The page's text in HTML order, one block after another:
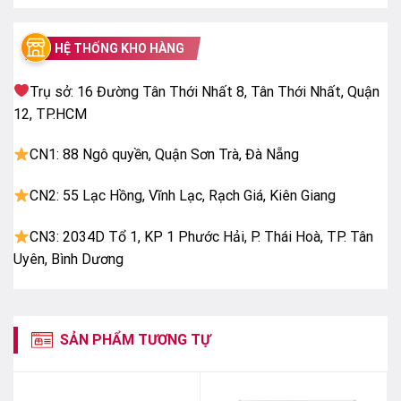
THIẾT KẾ NHỎ GỌN – TIỆN LỢI
✔ Thiết kế1 ngăn 1 cánhtiện dụng
✔ Kích thước gọn, dễ bố trí mọi không gian
✔ Lòng tủ nhôm sơn tĩnh điện – dễ vệ sinh
Giỏ đựng tiện sắp xếp thực phẩm
Khóa cửa an toàn
THÔNG SỐ KỸ THUẬT
HỆ THỐNG KHO HÀNG
Trụ sở: 16 Đường Tân Thới Nhất 8, Tân Thới Nhất, Quận
12, TP.HCM
CN1: 88 Ngô quyền, Quận Sơn Trà, Đà Nẵng
CN2: 55 Lạc Hồng, Vĩnh Lạc, Rạch Giá, Kiên Giang
CN3: 2034D Tổ 1, KP 1 Phước Hải, P. Thái Hoà, TP. Tân
Uyên, Bình Dương
SẢN PHẨM TƯƠNG TỰ